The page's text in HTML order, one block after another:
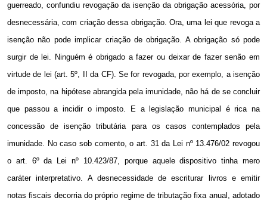
guerreado, confundiu revogação da isenção da obrigação acessória, por
desnecessária, com criação dessa obrigação. Ora, uma lei que revoga a
isenção não pode implicar criação de obrigação. A obrigação só pode
surgir de lei. Ninguém é obrigado a fazer ou deixar de fazer senão em
virtude de lei (art. 5º, II da CF). Se for revogada, por exemplo, a isenção
de imposto, na hipótese abrangida pela imunidade, não há de se concluir
que passou a incidir o imposto. E a legislação municipal é rica na
concessão de isenção tributária para os casos contemplados pela
imunidade. No caso sob comento, o art. 31 da Lei nº 13.476/02 revogou
o art. 6º da Lei nº 10.423/87, porque aquele dispositivo tinha mero
caráter interpretativo. A desnecessidade de escriturar livros e emitir
notas fiscais decorria do próprio regime de tributação fixa anual, adotado